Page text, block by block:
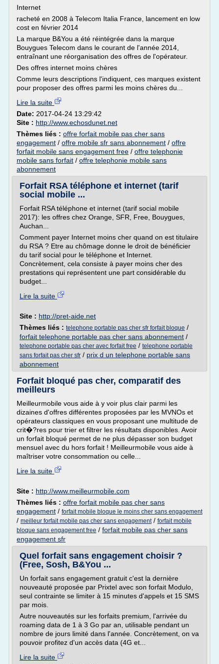
Internet
racheté en 2008 à Telecom Italia France, lancement en low
cost en février 2014
La marque B&You a été réintégrée dans la marque
Bouygues Telecom dans le courant de l'année 2014,
entraînant une réorganisation des offres de l'opérateur.
Des offres internet moins chères
Comme leurs descriptions l'indiquent, ces marques existent
pour proposer des offres parmi les moins chères du...
Lire la suite
Date: 2017-04-24 13:29:42
Site : http://www.echosdunet.net
Thèmes liés : offre forfait mobile pas cher sans
engagement / offre mobile sfr sans abonnement / offre
forfait mobile sans engagement free / offre telephonie
mobile sans forfait / offre telephonie mobile sans
abonnement
Forfait RSA téléphone et internet (tarif
social mobile ...
Forfait RSA téléphone et internet (tarif social mobile
2017): les offres chez Orange, SFR, Free, Bouygues,
Auchan...
Comment payer Internet moins cher quand on est titulaire
du RSA ? Etre au chômage donne le droit de bénéficier
du tarif social pour le téléphone et Internet.
Concrètement, cela consiste à payer moins cher des
prestations qui représentent une part considérable du
budget...
Lire la suite
Site : http://pret-aide.net
Thèmes liés : telephone portable pas cher sfr forfait bloque /
forfait telephone portable pas cher sans abonnement /
telephone portable pas cher avec forfait free / telephone portable
sans forfait pas cher sfr / prix d un telephone portable sans
abonnement
Forfait bloqué pas cher, comparatif des
meilleurs
Meilleurmobile vous aide à y voir plus clair parmi les
dizaines d'offres différentes proposées par les MVNOs et
opérateurs classiques en vous proposant une multitude de
crit�?res pour trier et filtrer les résultats disponibles. Avoir
un forfait bloqué permet de ne plus dépasser son budget
mensuel avec du hors forfait ! Meilleurmobile vous aide à
maîtriser votre consommation ou celle...
Lire la suite
Site : http://www.meilleurmobile.com
Thèmes liés : offre forfait mobile pas cher sans
engagement / forfait mobile bloque le moins cher sans engagement
/ meilleur forfait mobile pas cher sans engagement/ forfait mobile
bloque sans engagement free / forfait mobile pas cher sans
engagement sfr
Quel forfait sans engagement choisir ?
(Free, Sosh, B&You ...
Un forfait sans engagement gratuit c'est la dernière
nouveauté proposée par Prixtel avec son forfait Modulo,
seul contrainte se limiter à 15 minutes d'appels et 15 SMS
par mois.
Autre nouveautés sur les forfaits premium, l'arrivée du
roaming data de 1 à 3 Go par an, utilisable pendant un
nombre de jours limité dans l'année. Concrètement, on va
pouvoir profitez d'un accès data (4G et...
Lire la suite